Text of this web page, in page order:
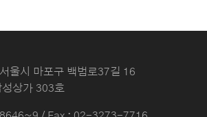
울시 마포구 백범로37길 16
상가 303호